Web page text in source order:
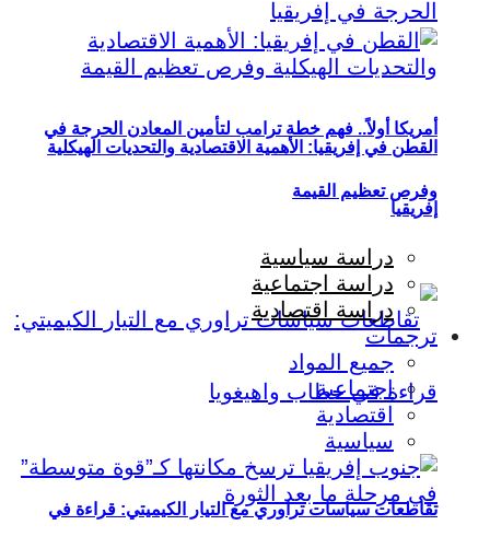
أمريكا أولاً.. فهم خطة ترامب لتأمين المعادن الحرجة في
إفريقيا
تقاطعات سياسات تراوري مع التيار الكيميتي: قراءة في
القطن في إفريقيا: الأهمية الاقتصادية والتحديات الهيكلية
وفرص تعظيم القيمة
دراسة سياسية
دراسة اجتماعية
دراسة اقتصادية
ترجمات
جميع المواد
اجتماعية
اقتصادية
سياسية